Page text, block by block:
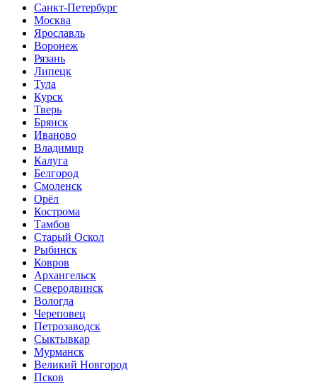
Санкт-Петербург
Москва
Ярославль
Воронеж
Рязань
Липецк
Тула
Курск
Тверь
Брянск
Иваново
Владимир
Калуга
Белгород
Смоленск
Орёл
Кострома
Тамбов
Старый Оскол
Рыбинск
Ковров
Архангельск
Северодвинск
Вологда
Череповец
Петрозаводск
Сыктывкар
Мурманск
Великий Новгород
Псков